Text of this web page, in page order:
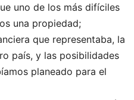
uno de los más difíciles
una propiedad;
que representaba, la
país, y las posibilidades
planeado para el